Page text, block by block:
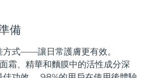
備
方式——讓日常護膚更有效。
霜、精華和麵膜中的活性成分深
預計送達日期